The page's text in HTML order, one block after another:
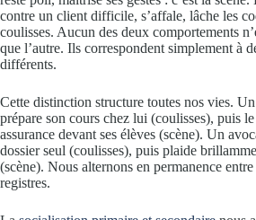
contre un client difficile, s’affale, lâche les
coulisses. Aucun des deux comportements
que l’autre. Ils correspondent simplement à
différents.
Cette distinction structure toutes nos vies.
prépare son cours chez lui (coulisses), puis
assurance devant ses élèves (scène). Un
dossier seul (coulisses), puis plaide
(scène). Nous alternons en permanence
registres.